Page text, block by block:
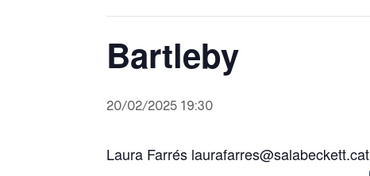
Bartleby
20/02/2025 19:30
Laura Farrés laurafarres@salabeckett.cat